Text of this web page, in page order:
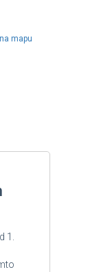
mapu